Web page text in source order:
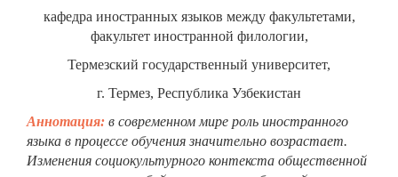
кафедра иностранных языков между факультетами,
факультет иностранной филологии,
Термезский государственный университет,
г. Термез, Республика Узбекистан
Аннотация: в современном мире роль иностранного
языка в процессе обучения значительно возрастает.
Изменения социокультурного контекста общественной